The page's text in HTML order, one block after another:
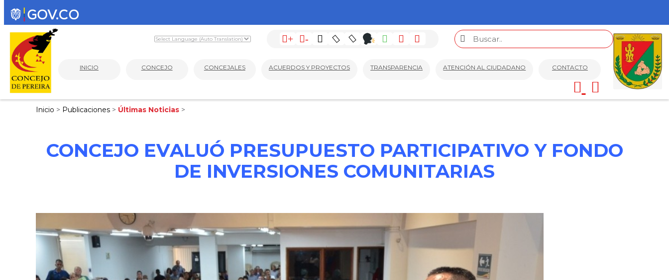
+ -
INICIO CONCEJO CONCEJALES ACUERDOS Y PROYECTOS TRANSPARENCIA ATENCIÓN AL CIUDADANO CONTACTO
Inicio > Publicaciones > Últimas Noticias >
CONCEJO EVALUÓ PRESUPUESTO PARTICIPATIVO Y FONDO
DE INVERSIONES COMUNITARIAS